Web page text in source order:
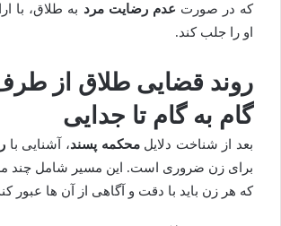
که در صورت عدم رضایت مرد به طلاق، با
او را جلب کند.
روند قضایی طلاق از
گام به گام تا جدایی
بعد از شناخت دلایلمحکمه پسند، آشنایی با
برای زن ضروری است. این مسیر شامل چند
که هر زن باید با دقت و آگاهی از آن ها عبور